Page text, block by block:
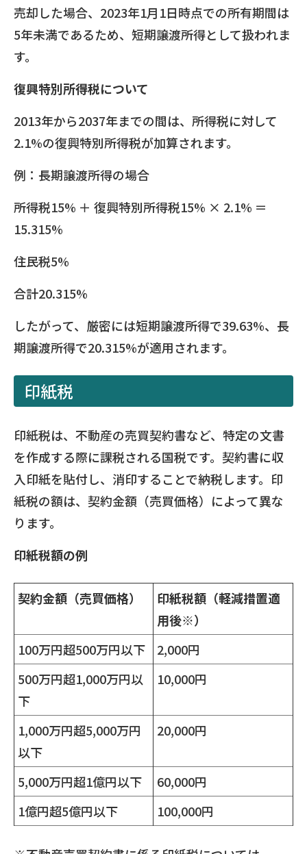
売却した場合、2023年1月1日時点での所有期間は
5年未満であるため、短期譲渡所得として扱われま
す。
復興特別所得税について
2013年から2037年までの間は、所得税に対して
2.1%の復興特別所得税が加算されます。
例：長期譲渡所得の場合
所得税15% ＋ 復興特別所得税15% × 2.1% ＝
15.315%
住民税5%
合計20.315%
したがって、厳密には短期譲渡所得で39.63%、長
期譲渡所得で20.315%が適用されます。
印紙税
印紙税は、不動産の売買契約書など、特定の文書
を作成する際に課税される国税です。契約書に収
入印紙を貼付し、消印することで納税します。印
紙税の額は、契約金額（売買価格）によって異な
ります。
印紙税額の例
契約金額（売買価格）
印紙税額（軽減措置適
用後※）
100万円超500万円以下
2,000円
500万円超1,000万円以
下
10,000円
1,000万円超5,000万円
以下
20,000円
5,000万円超1億円以下
60,000円
1億円超5億円以下
100,000円